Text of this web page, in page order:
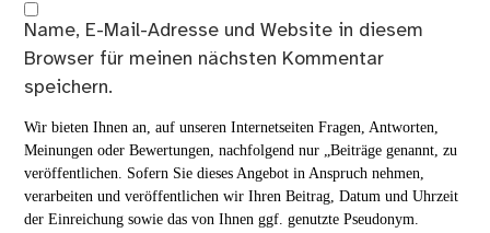
Name, E-Mail-Adresse und Website in diesem
Browser für meinen nächsten Kommentar
speichern.
Wir bieten Ihnen an, auf unseren Internetseiten Fragen, Antworten,
Meinungen oder Bewertungen, nachfolgend nur „Beiträge genannt, zu
veröffentlichen. Sofern Sie dieses Angebot in Anspruch nehmen,
verarbeiten und veröffentlichen wir Ihren Beitrag, Datum und Uhrzeit
der Einreichung sowie das von Ihnen ggf. genutzte Pseudonym.